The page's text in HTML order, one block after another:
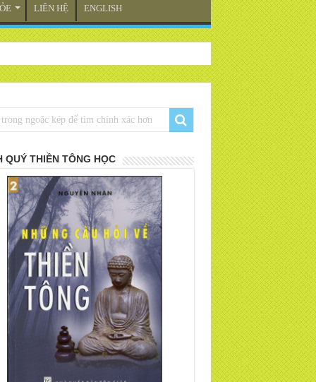
LIÊN HỆ ENGLISH
QUÝ THIỀN TÔNG HỌC